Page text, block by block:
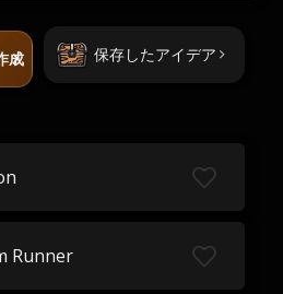
成 保存したアイデア
Runner